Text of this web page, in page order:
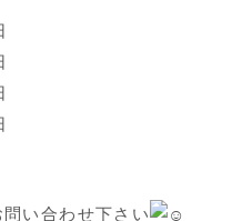
問い合わせ下さい